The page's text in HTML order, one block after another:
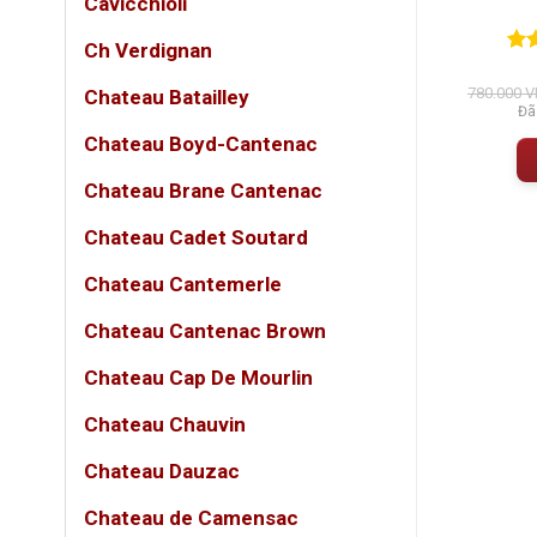
Ch Verdignan
Chateau Batailley
Chateau Boyd-Cantenac
Chateau Brane Cantenac
Chateau Cadet Soutard
Chateau Cantemerle
Chateau Cantenac Brown
Chateau Cap De Mourlin
Chateau Chauvin
Chateau Dauzac
Chateau de Camensac
780.000
Đã
Đã bao gồm VAT
HÀNG
đánh giá
950.000VNĐ
THÊM VÀO GIỎ HÀNG